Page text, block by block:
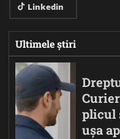
Linkedin
Ultimele știri
plicul
ușa